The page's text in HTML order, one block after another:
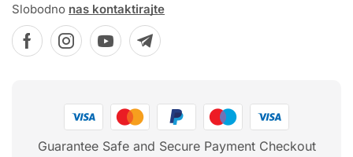
Slobodno nas kontaktirajte
Guarantee Safe and Secure Payment Checkout